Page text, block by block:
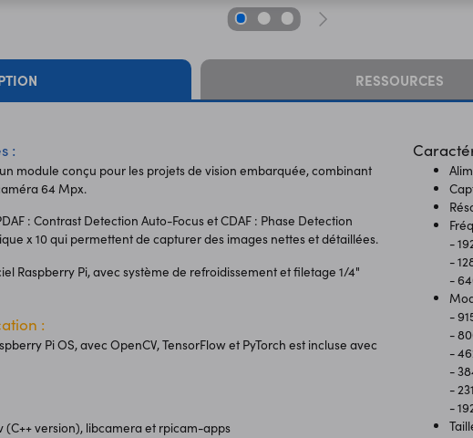
RESSOURCES
:
module conçu pour les projets de vision embarquée, combinant
64 Mpx.
: Contrast Detection Auto-Focus et CDAF : Phase Detection
x 10 qui permettent de capturer des images nettes et détaillées.
Raspberry Pi, avec système de refroidissement et filetage 1/4"
:
Pi OS, avec OpenCV, TensorFlow et PyTorch est incluse avec
version), libcamera et rpicam-apps
-
-
-
-
-
-
-
-
-